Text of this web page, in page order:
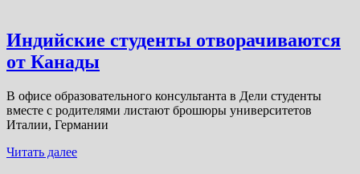
Индийские студенты отворачиваются
от Канады
В офисе образовательного консультанта в Дели студенты
вместе с родителями листают брошюры университетов
Италии, Германии
Читать далее